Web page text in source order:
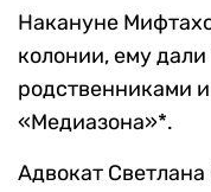
Накануне
колонии, ему дали
родственниками
«Медиазона»*.
Адвокат